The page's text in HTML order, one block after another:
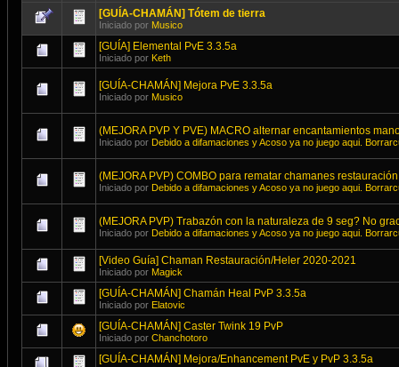
[GUÍA-CHAMÁN] Tótem de tierra
Iniciado por Musico
[GUÍA] Elemental PvE 3.3.5a
Iniciado por Keth
[GUÍA-CHAMÁN] Mejora PvE 3.3.5a
Iniciado por Musico
(MEJORA PVP Y PVE) MACRO alternar encantamientos
Iniciado por Debido a difamaciones y Acoso ya no juego aqui.
(MEJORA PVP) COMBO para rematar chamanes restauración
Iniciado por Debido a difamaciones y Acoso ya no juego aqui.
(MEJORA PVP) Trabazón con la naturaleza de 9 seg? No
Iniciado por Debido a difamaciones y Acoso ya no juego aqui.
[Video Guía] Chaman Restauración/Heler 2020-2021
Iniciado por Magick
[GUÍA-CHAMÁN] Chamán Heal PvP 3.3.5a
Iniciado por Elatovic
[GUÍA-CHAMÁN] Caster Twink 19 PvP
Iniciado por Chanchotoro
[GUÍA-CHAMÁN] Mejora/Enhancement PvE y PvP 3.3.5a